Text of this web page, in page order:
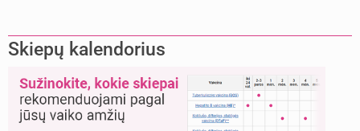
Skiepų kalendorius